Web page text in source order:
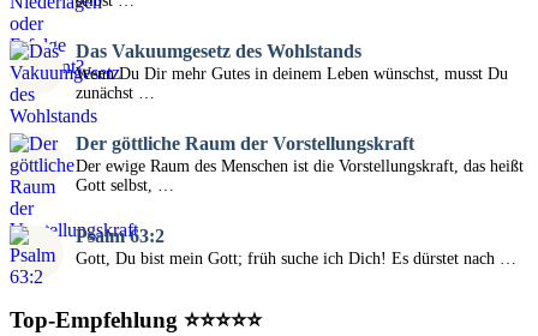
Das Vakuumgesetz des Wohlstands
Wenn Du Dir mehr Gutes in deinem Leben wünschst, musst Du
zunächst …
Der göttliche Raum der Vorstellungskraft
Der ewige Raum des Menschen ist die Vorstellungskraft, das heißt
Gott selbst, …
Psalm 63:2
Gott, Du bist mein Gott; früh suche ich Dich! Es dürstet nach …
Top-Empfehlung ⭐⭐⭐⭐⭐